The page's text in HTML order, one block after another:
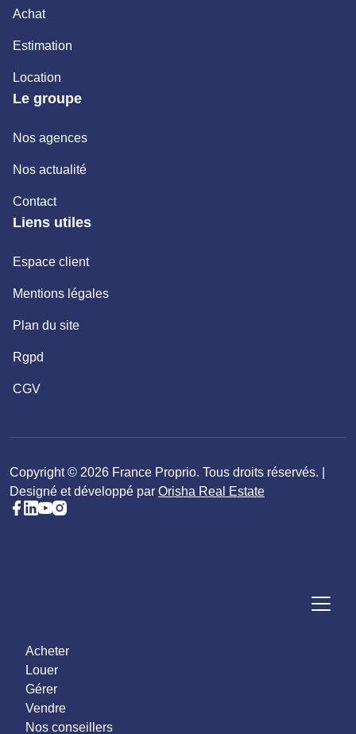
Achat
Estimation
Location
Le groupe
Nos agences
Nos actualité
Contact
Liens utiles
Espace client
Mentions légales
Plan du site
Rgpd
CGV
Copyright © 2026 France Proprio. Tous droits réservés. |
Designé et développé par Orisha Real Estate
Acheter
Louer
Gérer
Vendre
Nos conseillers